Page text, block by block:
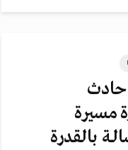
حادث
مسيرة
بالقدرة